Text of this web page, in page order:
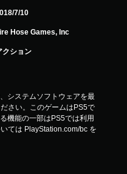
7/10
Hose Games, Inc
クション
システムソフトウェアを最
さい。このゲームはPS5で
機能の一部はPS5では利用
ては PlayStation.com/bc を